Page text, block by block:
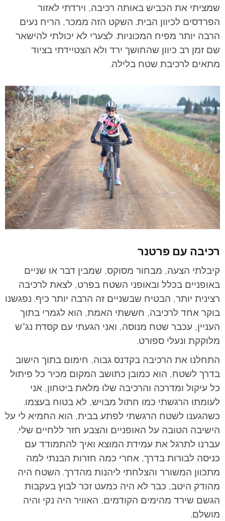
שמציתי את הכביש באותה רכיבה, וירדתי לאזור
הפרדסים לכיוון הבית. השקט הזה ממכר, הריח נעים
הרבה יותר מפיח המכוניות. לצערי לא יכולתי להישאר
שם זמן רב כיוון שהחושך ירד ולא הצטיידתי בציוד
מתאים לרכיבת שטח בלילה.
רכיבה עם פרטנר
קיבלתי הצעה, מבחור מסוקס, שמבין דבר או שניים
באופניים בכלל ובאופני השטח בפרט, לצאת לרכיבה
רצינית יותר, הבטיח שבשניים זה הרבה יותר כיף. נפגשנו
בוקר אחד לרכיבה, חששתי האמת, הוא לגמרי בתוך
העניין, עכבר שטח מנוסה, ואני הגעתי עם קסדת נג"ש
מלוקקת ונעלי ספורט.
התחלנו את הרכיבה בקדנס גבוה, חימום בתוך הישוב
בדרך לשטח, הוא כמובן כתושב המקום מכיר כל פיתול
כל עיקול ומדרכה והרכיבה שלו מלאת ביטחון, אני
לעומתו הרגשתי כמו חתול מבויש, לא בטוח בעצמו.
כשהגענו לשטח הרגשתי לפתע בבית, הוא החמיא לי על
הישיבה הטובה על האופניים והצבע חזר ללחיים שלי.
עברנו לתרגל את עמידת המוצא ואיך להתמודד עם
כניסה לבורות בדרך, אחרי כמה חזרות הבנתי למה
מתכוון המשורר והצלחתי ליהנות מהדרך. השטח היה
מהודק היטב, כבר לא היה כמעט זכר לבוץ בעקבות
הגשם שירד מהימים הקודמים, האוויר היה נקי והיה
מושלם.